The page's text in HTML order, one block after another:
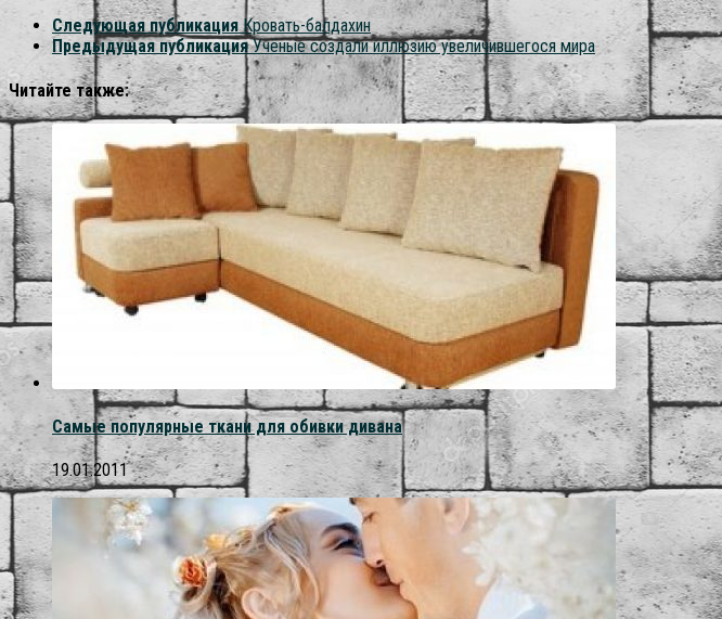
Следующая публикация Кровать-балдахин
Предыдущая публикация Учёные создали иллюзию увеличившегося мира
Читайте также:
Самые популярные ткани для обивки дивана
19.01.2011